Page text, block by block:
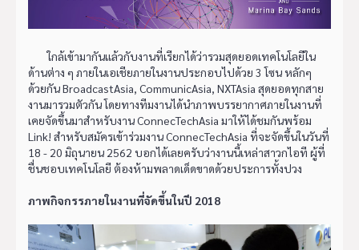
ใกล้เข้ามากันแล้วกับงานที่เรียกได้ว่ารวมสุดยอดเทคโนโลยีใน
ด้านต่าง ๆ ภายในเอเชียภายในงานประกอบไปด้วย 3 โซน หลักๆ
ด้วยกัน BroadcastAsia, CommunicAsia, NXTAsia สุดยอดทุกสาย
งานมารวมตัวกัน โดยทางทีมงานได้นำภาพบรรยากาศภายในงานที่
เคยจัดขึ้นมาสำหรับงาน ConnecTechAsia มาให้ได้ชมกันพร้อม
Link! สำหรับสมัครเข้าร่วมงาน ConnecTechAsia ที่จะจัดขึ้นในวันที่
18 - 20 มิถุนายน 2562 บอกได้เลยครับว่างานนี้เหล่าสาวกไอที ผู้ที่
ชื่นชอบเทคโนโลยี ต้องห้ามพลาดเด็ดขาดด้วยประการทั้งปวง
ภาพกิจกรรภายในงานที่จัดขึ้นในปี 2018